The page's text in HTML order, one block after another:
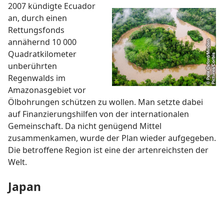
2007 kündigte Ecuador
an, durch einen
Rettungsfonds
annähernd 10 000
Quadratkilometer
unberührten
Regenwalds im
Amazonasgebiet vor
Ölbohrungen schützen zu wollen. Man setzte dabei
auf Finanzierungshilfen von der internationalen
Gemeinschaft. Da nicht genügend Mittel
zusammenkamen, wurde der Plan wieder aufgegeben.
Die betroffene Region ist eine der artenreichsten der
Welt.
Japan